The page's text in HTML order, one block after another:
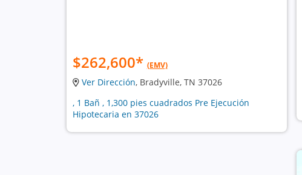
$262,600* (EMV)
Ver Dirección, Bradyville, TN 37026
, 1 Bañ , 1,300 pies cuadrados Pre Ejecución
Hipotecaria en 37026